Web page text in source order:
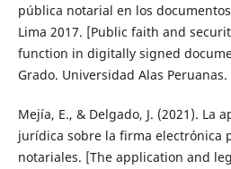
pública notarial en los
Lima 2017. [Public faith and
function in digitally signed
Grado. Universidad Alas Peruanas.
Mejía, E., & Delgado, J. (2021). La
jurídica sobre la firma electrónica
notariales. [The application and